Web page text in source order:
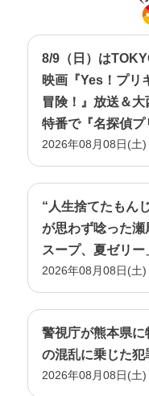
8/9（日）は
映画『Yes！プリ
冒険！』放送＆
特番で『名探偵プ
2026年08月08日(土
“人生捨てたもん
が思わず唸った
スープ、夏ゼリー
2026年08月08日(土
警視庁が熊本県
の混乱に乗じた犯
2026年08月08日(土